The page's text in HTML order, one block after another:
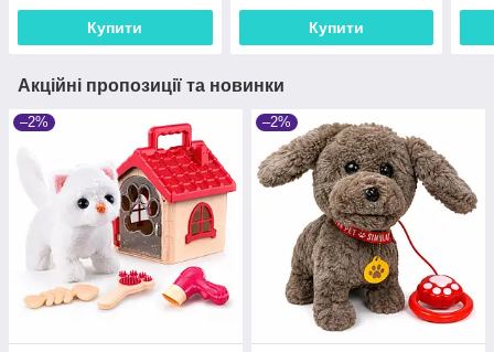
Купити Купити
Акційні пропозиції та новинки
–2% –2%